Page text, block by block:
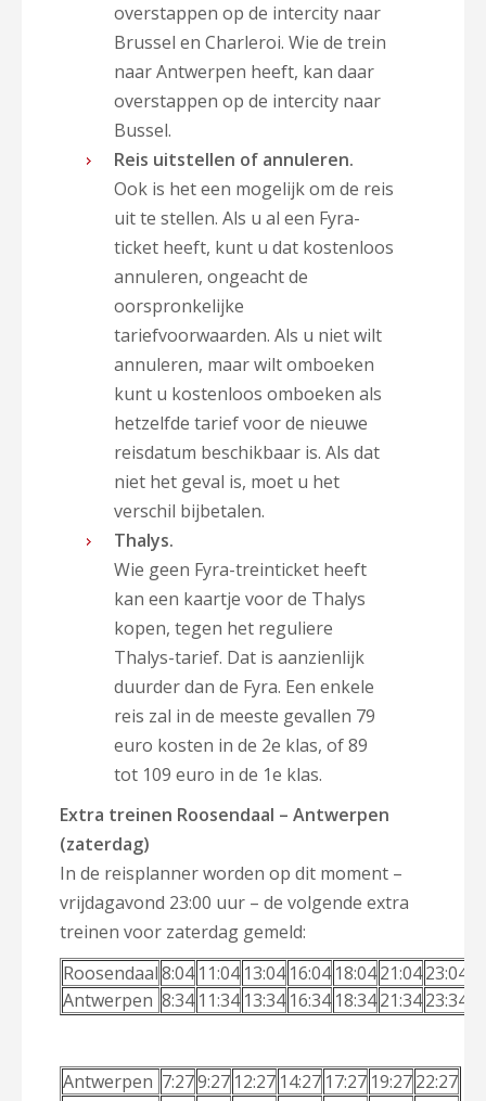
overstappen op de intercity naar
Brussel en Charleroi. Wie de trein
naar Antwerpen heeft, kan daar
overstappen op de intercity naar
Bussel.
Reis uitstellen of annuleren.
Ook is het een mogelijk om de reis
uit te stellen. Als u al een Fyra-
ticket heeft, kunt u dat kostenloos
annuleren, ongeacht de
oorspronkelijke
tariefvoorwaarden. Als u niet wilt
annuleren, maar wilt omboeken
kunt u kostenloos omboeken als
hetzelfde tarief voor de nieuwe
reisdatum beschikbaar is. Als dat
niet het geval is, moet u het
verschil bijbetalen.
Thalys.
Wie geen Fyra-treinticket heeft
kan een kaartje voor de Thalys
kopen, tegen het reguliere
Thalys-tarief. Dat is aanzienlijk
duurder dan de Fyra. Een enkele
reis zal in de meeste gevallen 79
euro kosten in de 2e klas, of 89
tot 109 euro in de 1e klas.
Extra treinen Roosendaal – Antwerpen
(zaterdag)
In de reisplanner worden op dit moment –
vrijdagavond 23:00 uur – de volgende extra
treinen voor zaterdag gemeld:
Roosendaal8:04 11:04 13:04 16:04 18:0421:0423:04
Antwerpen 8:34 11:34 13:34 16:34 18:3421:3423:34
Antwerpen 7:279:27 12:27 14:27 17:27 19:2722:27